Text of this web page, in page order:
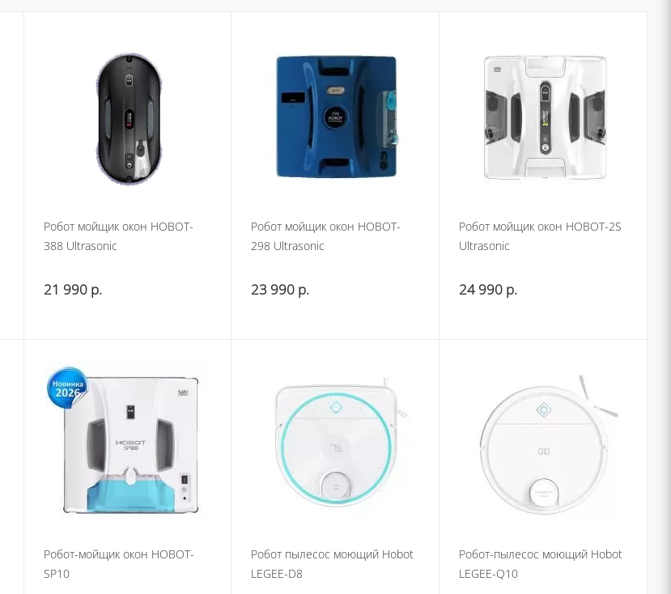
Робот мойщик окон HOBOT-
388 Ultrasonic
21 990р.
Робот мойщик окон HOBOT-
298 Ultrasonic
23 990 р.
Робот мойщик окон HOBOT-2S
Ultrasonic
24 990 р.
Робот-мойщик окон HOBOT-
SP10
Робот пылесос моющий Hobot
LEGEE-D8
Робот-пылесос моющий Hobot
LEGEE-Q10